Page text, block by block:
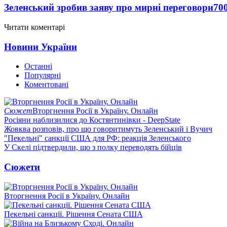
Зеленський зробив заяву про мирні переговори
Читати коментарі
Новини України
Останні
Популярні
Коментовані
СюжетВторгнення Росії в Україну. Онлайн
Росіяни наблизилися до Костянтинівки - DeepState
Жовква розповів, про що говоритимуть Зеленський і Вучич
"Пекельні" санкції США для РФ: реакція Зеленського
У Скелі підтвердили, що з полку переводять бійців
Сюжети
Вторгнення Росії в Україну. Онлайн
Пекельні санкції. Рішення Сената США